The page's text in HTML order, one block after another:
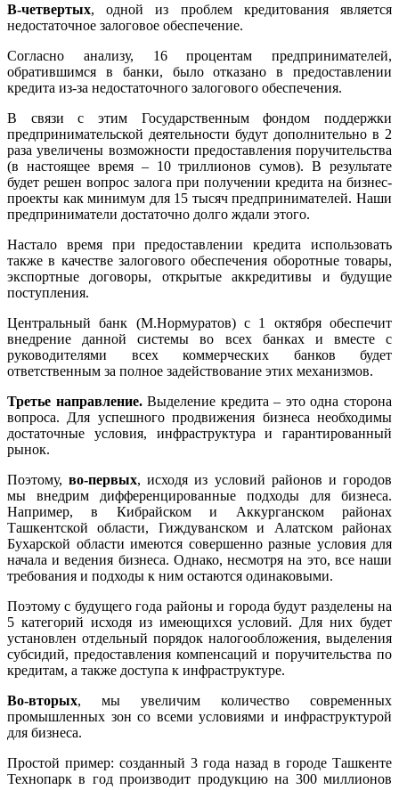
В-четвертых, одной из проблем кредитования является
недостаточное залоговое обеспечение.
Согласно анализу, 16 процентам предпринимателей,
обратившимся в банки, было отказано в предоставлении
кредита из-за недостаточного залогового обеспечения.
В связи с этим Государственным фондом поддержки
предпринимательской деятельности будут дополнительно в 2
раза увеличены возможности предоставления поручительства
(в настоящее время – 10 триллионов сумов). В результате
будет решен вопрос залога при получении кредита на бизнес-
проекты как минимум для 15 тысяч предпринимателей. Наши
предприниматели достаточно долго ждали этого.
Настало время при предоставлении кредита использовать
также в качестве залогового обеспечения оборотные товары,
экспортные договоры, открытые аккредитивы и будущие
поступления.
Центральный банк (М.Нормуратов) с 1 октября обеспечит
внедрение данной системы во всех банках и вместе с
руководителями всех коммерческих банков будет
ответственным за полное задействование этих механизмов.
Третье направление.Выделение кредита – это одна сторона
вопроса. Для успешного продвижения бизнеса необходимы
достаточные условия, инфраструктура и гарантированный
рынок.
Поэтому,во-первых, исходя из условий районов и городов
мы внедрим дифференцированные подходы для бизнеса.
Например, в Кибрайском и Аккурганском районах
Ташкентской области, Гиждуванском и Алатском районах
Бухарской области имеются совершенно разные условия для
начала и ведения бизнеса. Однако, несмотря на это, все наши
требования и подходы к ним остаются одинаковыми.
Поэтому с будущего года районы и города будут разделены на
5 категорий исходя из имеющихся условий. Для них будет
установлен отдельный порядок налогообложения, выделения
субсидий, предоставления компенсаций и поручительства по
кредитам, а также доступа к инфраструктуре.
Во-вторых, мы увеличим количество современных
промышленных зон со всеми условиями и инфраструктурой
для бизнеса.
Простой пример: созданный 3 года назад в городе Ташкенте
Технопарк в год производит продукцию на 300 миллионов